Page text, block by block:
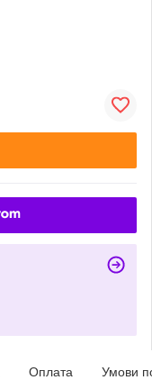
Оплата Умови